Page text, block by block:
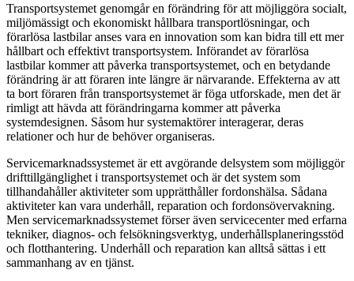
Transportsystemet genomgår en förändring för att möjliggöra socialt,
miljömässigt och ekonomiskt hållbara transportlösningar, och
förarlösa lastbilar anses vara en innovation som kan bidra till ett mer
hållbart och effektivt transportsystem. Införandet av förarlösa
lastbilar kommer att påverka transportsystemet, och en betydande
förändring är att föraren inte längre är närvarande. Effekterna av att
ta bort föraren från transportsystemet är föga utforskade, men det är
rimligt att hävda att förändringarna kommer att påverka
systemdesignen. Såsom hur systemaktörer interagerar, deras
relationer och hur de behöver organiseras.
Servicemarknadssystemet är ett avgörande delsystem som möjliggör
drifttillgänglighet i transportsystemet och är det system som
tillhandahåller aktiviteter som upprätthåller fordonshälsa. Sådana
aktiviteter kan vara underhåll, reparation och fordonsövervakning.
Men servicemarknadssystemet förser även servicecenter med erfarna
tekniker, diagnos- och felsökningsverktyg, underhållsplaneringsstöd
och flotthantering. Underhåll och reparation kan alltså sättas i ett
sammanhang av en tjänst.